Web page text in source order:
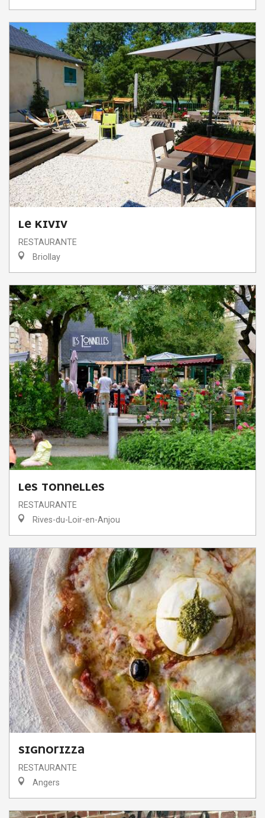
LE KIVIV
RESTAURANTE
Briollay
LES TONNELLES
RESTAURANTE
Rives-du-Loir-en-Anjou
SIGNORIZZA
RESTAURANTE
Angers